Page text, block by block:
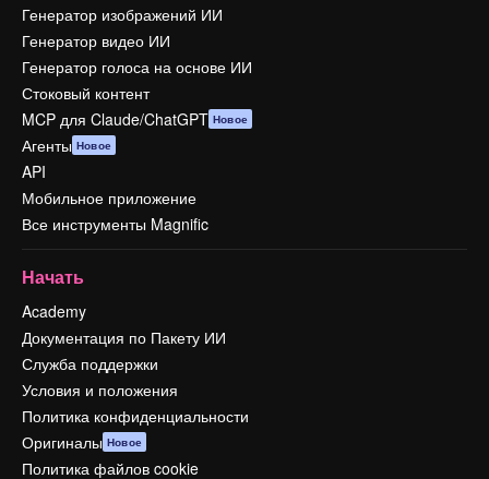
Генератор изображений ИИ
Генератор видео ИИ
Генератор голоса на основе ИИ
Стоковый контент
MCP для Claude/ChatGPT Новое
Агенты Новое
API
Мобильное приложение
Все инструменты Magnific
Начать
Academy
Документация по Пакету ИИ
Служба поддержки
Условия и положения
Политика конфиденциальности
Оригиналы Новое
Политика файлов cookie